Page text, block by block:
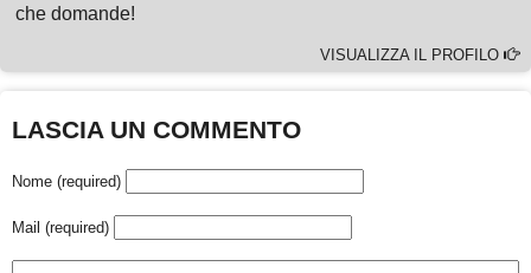
che domande!
VISUALIZZA IL PROFILO
LASCIA UN COMMENTO
Nome (required)
Mail (required)